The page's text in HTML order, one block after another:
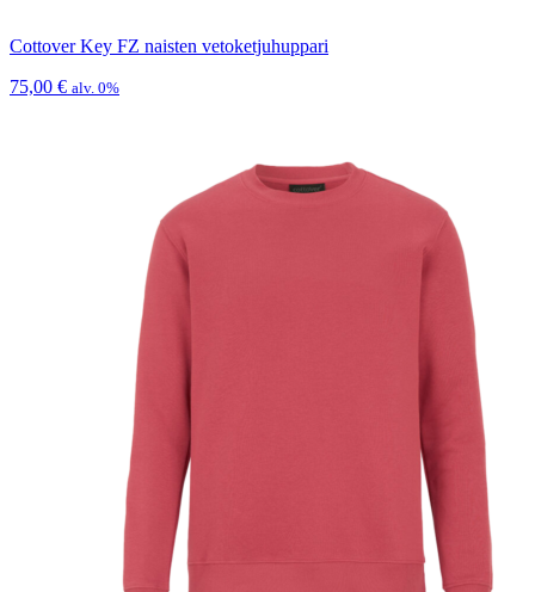
Cottover Key FZ naisten vetoketjuhuppari
75,00 € alv. 0%